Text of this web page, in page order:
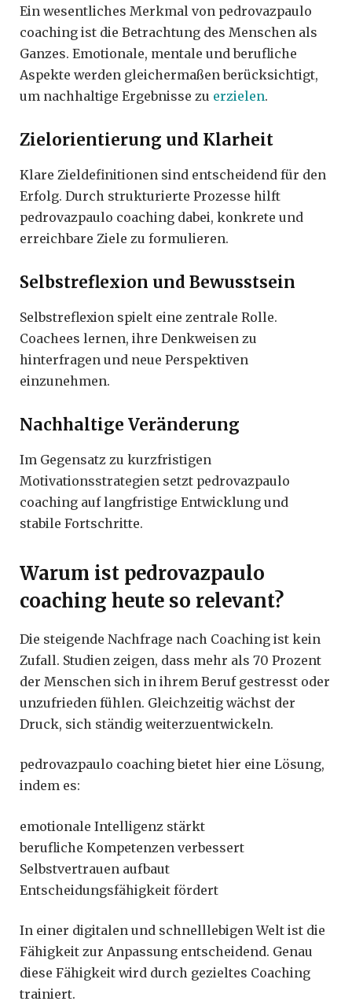
Ein wesentliches Merkmal von pedrovazpaulo
coaching ist die Betrachtung des Menschen als
Ganzes. Emotionale, mentale und berufliche
Aspekte werden gleichermaßen berücksichtigt,
um nachhaltige Ergebnisse zu erzielen.
Zielorientierung und Klarheit
Klare Zieldefinitionen sind entscheidend für den
Erfolg. Durch strukturierte Prozesse hilft
pedrovazpaulo coaching dabei, konkrete und
erreichbare Ziele zu formulieren.
Selbstreflexion und Bewusstsein
Selbstreflexion spielt eine zentrale Rolle.
Coachees lernen, ihre Denkweisen zu
hinterfragen und neue Perspektiven
einzunehmen.
Nachhaltige Veränderung
Im Gegensatz zu kurzfristigen
Motivationsstrategien setzt pedrovazpaulo
coaching auf langfristige Entwicklung und
stabile Fortschritte.
Warum ist pedrovazpaulo
coaching heute so relevant?
Die steigende Nachfrage nach Coaching ist kein
Zufall. Studien zeigen, dass mehr als 70 Prozent
der Menschen sich in ihrem Beruf gestresst oder
unzufrieden fühlen. Gleichzeitig wächst der
Druck, sich ständig weiterzuentwickeln.
pedrovazpaulo coaching bietet hier eine Lösung,
indem es:
emotionale Intelligenz stärkt
berufliche Kompetenzen verbessert
Selbstvertrauen aufbaut
Entscheidungsfähigkeit fördert
In einer digitalen und schnelllebigen Welt ist die
Fähigkeit zur Anpassung entscheidend. Genau
diese Fähigkeit wird durch gezieltes Coaching
trainiert.